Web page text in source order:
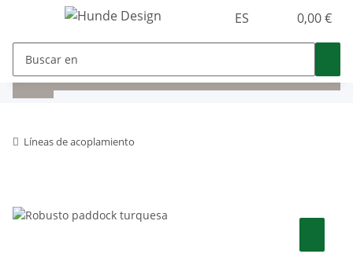
ES 0,00 €
Líneas de acoplamiento